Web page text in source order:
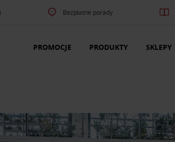
Bezpłatne porady
PROMOCJE PRODUKTY SKLEPY